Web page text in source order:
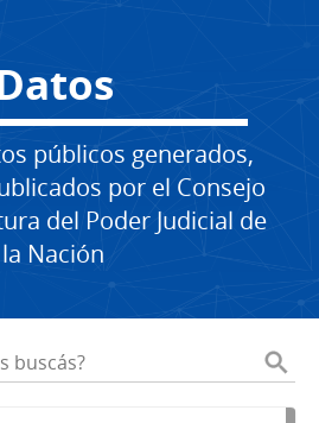
públicos generados,
por el Consejo
del Poder Judicial de
la Nación